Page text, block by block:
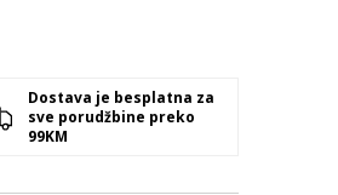
Dostava je besplatna za
sve porudžbine preko
99KM